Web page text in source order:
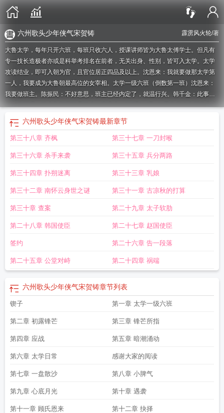
霹雳风火轮/著
六州歌头少年侠气宋贺铸
大鲁太学，每年只开六班，每班只收六人，授课讲师皆为大鲁太傅学士。但凡有
专一技长造极者亦或是科举考排名在前者，无关出身、性别，皆可入太学。太学
攻读结业，即可入朝为官，且官位居正四品及以上。沈恩来：我就要做那太学第
一人，我要成为大鲁朝最高位的女宰相。太学一级六班（倒数第一班）沈恩来：
我要做班主。陈振民：不好意思，班主已经内定了，就温行兴。韩千金：此事不
公。南怀瑾：咱大鲁朝王姓是什么？李青山：姓“温”。哦...如果您喜欢六州歌头少
年志，别忘记分享给朋友.
六州歌头朗诵配乐 六州歌头韩元吉朗诵
侠气贺铸 赏析
六州歌头 少年侠气带拼音
少年侠气六州歌头的意思 六州歌头贺铸阅读答案六州歌头少年侠气歌曲
州歌头 少年侠气朗诵串词
六州歌头 少年侠气歌曲 六州歌头 少年侠气表现手
法六州歌头少年侠气译文 六州歌头少年侠气宋贺铸
州歌头什么意思六州歌头多少个字 六州歌头少年志朗读六州歌头贺铸翻译
州歌头晋江 六州歌头·少年侠气 六州歌头艺考 六州歌头原文六州歌头少年志 好
头是什么意思 六州歌头少年侠气赏析 六州歌头·少年侠气宋代贺铸
头朗读
六州歌头贺铸朗诵视频
六州歌头少年侠气宋贺铸最新章节
第三十八章 齐枫 第三十七章 一刀封喉
第三十六章 杀手来袭 第三十五章 兵分两路
第三十四章 扑朔迷离 第三十三章 乳娘
第三十二章 南怀云身世之谜 第三十一章 古凉秋的打算
第三十章 查案 第二十九章 太子软肋
第二十八章 韩国使臣 第二十七章 赵国使臣
签约 第二十六章 告一段落
第二十五章 公堂对峙 第二十四章 祸端
六州歌头少年侠气宋贺铸章节列表
锲子 第一章 太学一级六班
第二章 初露锋芒 第三章 锋芒所指
第四章 应战 第五章 暗潮涌动
第六章 太学日常 感谢大家的阅读
第七章 一盘散沙 第八章 小脾气
第九章 心底月光 第十章 遇袭
第十一章 顾氏恩来 第十二章 抉择